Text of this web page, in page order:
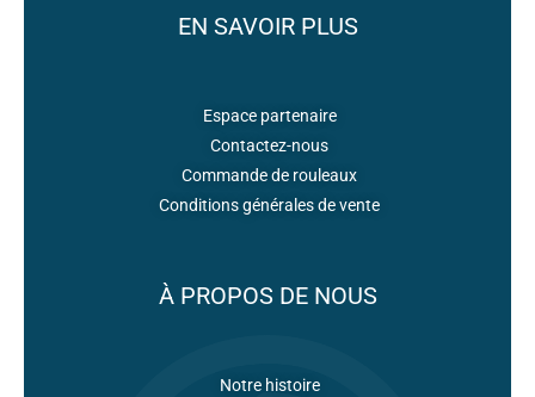
EN SAVOIR PLUS
Espace partenaire
Contactez-nous
Commande de rouleaux
Conditions générales de vente
À PROPOS DE NOUS
Notre histoire